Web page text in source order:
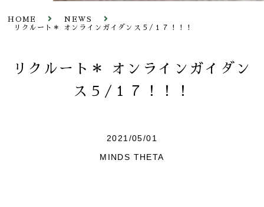
HOME
NEWS
リクルート＊ オンラインガイダンス５/１７！！！
リクルート＊ オンラインガイダン
ス５/１７！！！
2021/05/01
MINDS THETA